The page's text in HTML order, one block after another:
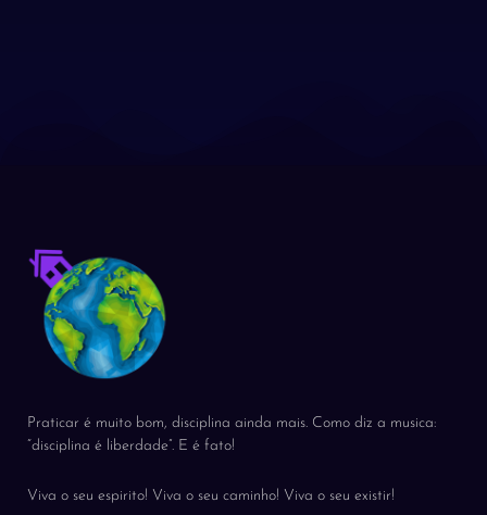
Praticar é muito bom, disciplina ainda mais. Como diz a musica:
“disciplina é liberdade”. E é fato!
Viva o seu espirito! Viva o seu caminho! Viva o seu existir!